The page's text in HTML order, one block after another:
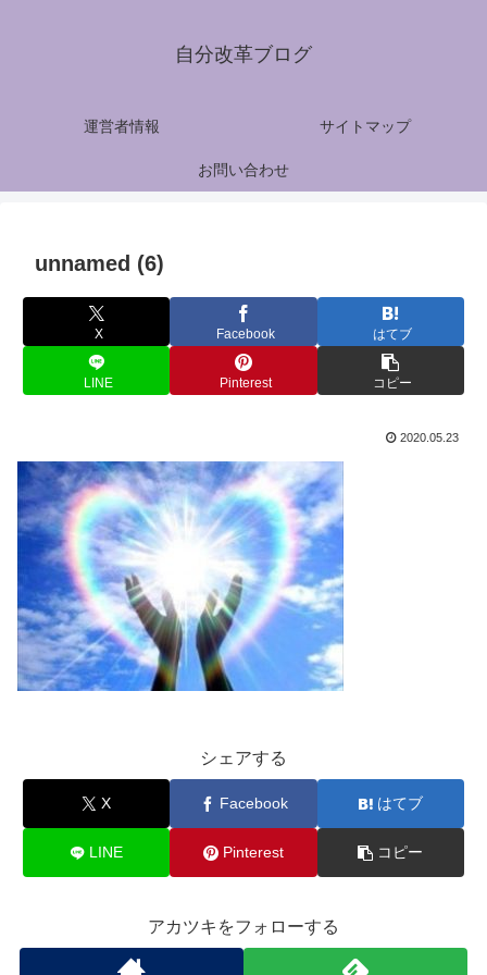
自分改革ブログ
運営者情報 サイトマップ
お問い合わせ
unnamed (6)
X Facebook はてブ
LINE Pinterest コピー
2020.05.23
シェアする
X Facebook はてブ
LINE Pinterest コピー
アカツキをフォローする